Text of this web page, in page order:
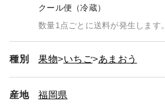
クール便（冷蔵）
数量1点ごとに送料が発生します。
種別 果物 いちご あまおう
産地 福岡県